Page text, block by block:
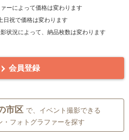
ーによって価格は変わります
日祝で価格は変わります
状況によって、納品枚数は変わります
会員登録
市区 で、イベント撮影できる
・フォトグラファーを探す